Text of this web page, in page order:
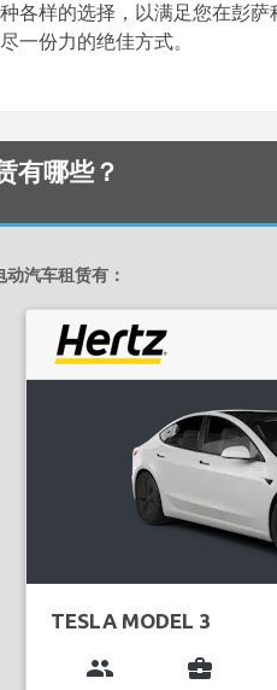
各样的选择，以满足您在彭
一份力的绝佳方式。
有哪些？
动汽车租赁有：
TESLA MODEL 3
group business_center